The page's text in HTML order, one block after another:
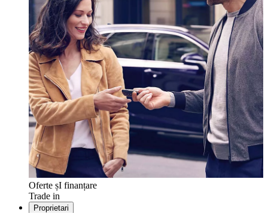
Oferte șI finanțare
Trade in
Proprietari